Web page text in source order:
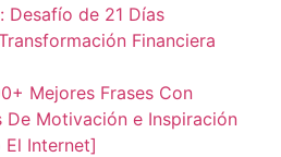
Desafío de 21 Días
Financiera
Mejores Frases Con
De Motivación e Inspiración
El Internet]